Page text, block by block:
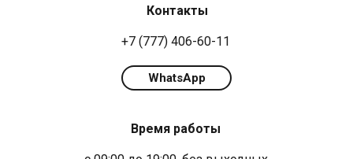
+7 (777) 406-60-11
Время работы
Контакты
WhatsApp